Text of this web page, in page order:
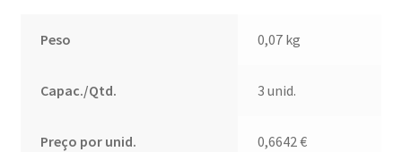
Peso 0,07 kg
Capac./Qtd. 3 unid.
Preço por unid. 0,6642€